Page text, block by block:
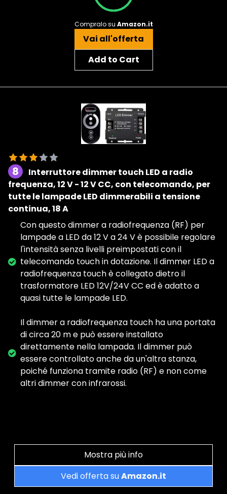
Compralo su Amazon.it
Vai all'offerta
Add to Cart
8
Interruttore dimmer touch LED a radio
frequenza, 12 V - 12 V CC, con telecomando, per
tutte le lampade LED dimmerabili a tensione
continua, 18 A
Con questo dimmer a radiofrequenza (RF) per
lampade a LED da 12 V a 24 V è possibile regolare
l'intensità senza livelli preimpostati con il
telecomando touch in dotazione. Il dimmer LED a
radiofrequenza touch è collegato dietro il
trasformatore LED 12V/24V CC ed è adatto a
quasi tutte le lampade LED.
Il dimmer a radiofrequenza touch ha una portata
di circa 20 m e può essere installato
direttamente nella lampada. Il dimmer può
essere controllato anche da un'altra stanza,
poiché funziona tramite radio (RF) e non come
altri dimmer con infrarossi.
Mostra più info
Vedi offerta suAmazon.it